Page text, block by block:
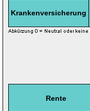
Krankenversicherung
Rente